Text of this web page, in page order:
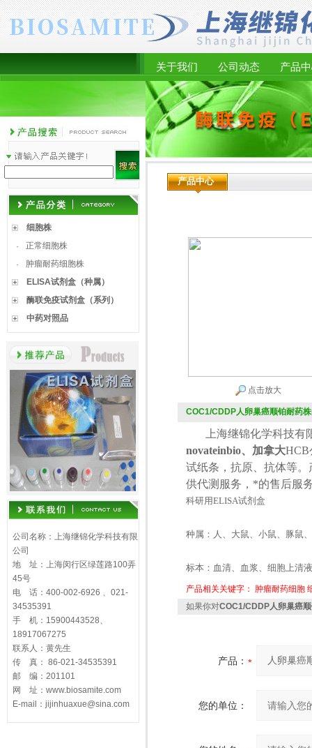
关于我们 公司动态 产品
细胞株
·
正常细胞株
·
肿瘤耐药细胞株
ELISA试剂盒（种属）
酶联免疫试剂盒（系列）
中药对照品
公司名称：上海继锦化学科技有限
公司
地 址：上海闵行区绿莲路100弄
45号
电 话：400-002-6926 、021-
34535391
手 机：15900443528、
18917067275
联系人：黄先生
传 真： 86-021-34535391
邮 编：201101
网 址：www.biosamite.com
E-mail：jijinhuaxue@sina.com
产品中心
点击放大
COC1/CDDP人卵巢癌顺铂耐药株
上海继锦化学科技有
novateinbio、加拿大HCB
试纸条，抗原、抗体等
供代测服务，*的售后服
科研用ELISA试剂盒
种属：人、大鼠、小鼠、豚鼠
标本：血清、血浆、细胞上清
产品相关关键字： 肿瘤耐药细胞
如果你对COC1/CDDP人卵巢癌
产品：
您的单位：